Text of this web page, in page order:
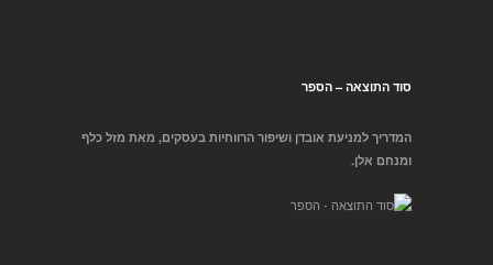
סוד התוצאה – הספר
המדריך למניעת אובדן ושיפור הרווחיות בעסקים, מאת מזל כלף
ומנחם אלן.